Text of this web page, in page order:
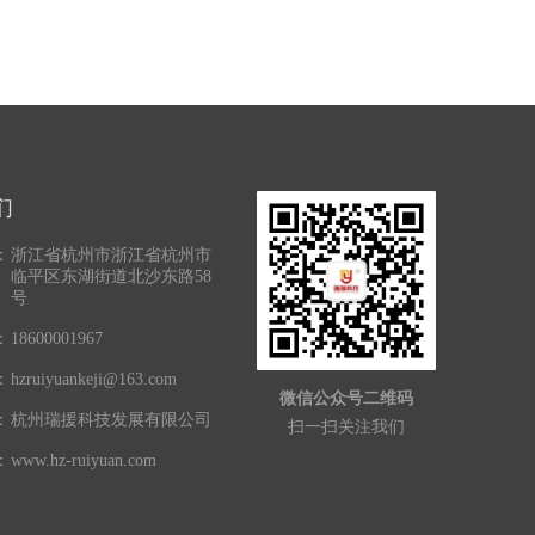
微信公众号二维码
扫一扫关注我们
浙江省杭州市浙江省杭州市
临平区东湖街道北沙东路58
号
18600001967
hzruiyuankeji@163.com
杭州瑞援科技发展有限公司
www.hz-ruiyuan.com